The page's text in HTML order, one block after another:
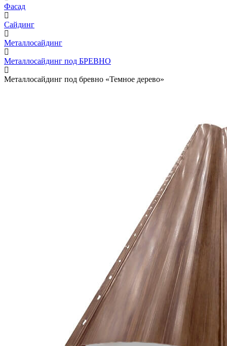
Фасад
Сайдинг
Металлосайдинг
Металлосайдинг под БРЕВНО
Металлосайдинг под бревно «Темное дерево»